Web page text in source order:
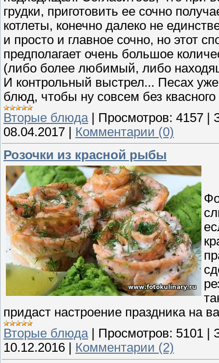
грудки, приготовить ее сочно
котлеты, конечно далеко не
и просто и главное сочно, но этот
предполагает очень большое
(либо более любимый, либо
И контрольный выстрел... Песах
блюд, чтобы ну совсем без
Вторые блюда | Просмотров: 4157 |
08.04.2017 | Комментарии (0)
Розочки из красной рыбы
придаст настроение праздника на
Вторые блюда| Просмотров: 5101
10.12.2016
Комментарии (2)